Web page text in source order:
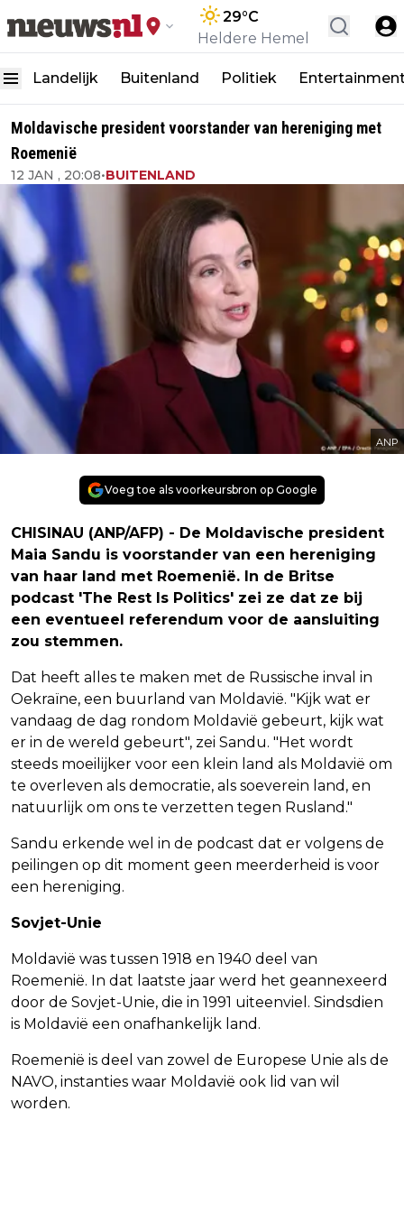
29°C
Heldere Hemel
Landelijk Buitenland Politiek
Moldavische president voorstander van hereniging met
Roemenië
12 JAN , 20:08•BUITENLAND
ANP
Voeg toe als voorkeursbron op Google
CHISINAU (ANP/AFP) - De Moldavische president
Maia Sandu is voorstander van een hereniging
van haar land met Roemenië. In de Britse
podcast 'The Rest Is Politics' zei ze dat ze bij
een eventueel referendum voor de aansluiting
zou stemmen.
Dat heeft alles te maken met de Russische inval in
Oekraïne, een buurland van Moldavië. "Kijk wat er
vandaag de dag rondom Moldavië gebeurt, kijk wat
er in de wereld gebeurt", zei Sandu. "Het wordt
steeds moeilijker voor een klein land als Moldavië om
te overleven als democratie, als soeverein land, en
natuurlijk om ons te verzetten tegen Rusland."
Sandu erkende wel in de podcast dat er volgens de
peilingen op dit moment geen meerderheid is voor
een hereniging.
Sovjet-Unie
Moldavië was tussen 1918 en 1940 deel van
Roemenië. In dat laatste jaar werd het geannexeerd
door de Sovjet-Unie, die in 1991 uiteenviel. Sindsdien
is Moldavië een onafhankelijk land.
Roemenië is deel van zowel de Europese Unie als de
NAVO, instanties waar Moldavië ook lid van wil
worden.